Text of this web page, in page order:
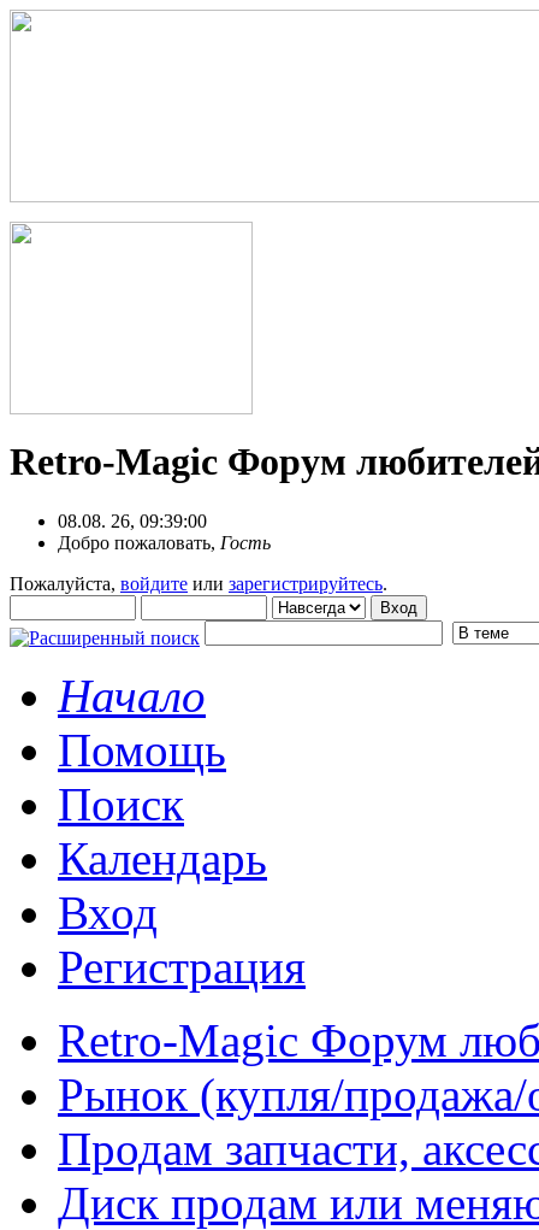
Retro-Magic Форум
08.08. 26, 09:39:00
Добро пожаловать, Гость
Пожалуйста, войдите или зарегистрируйтесь.
Начало
Помощь
Поиск
Календарь
Вход
Регистрация
Retro-Magic Форум
Рынок (купля/продажа/
Продам запчасти,
Диск продам или